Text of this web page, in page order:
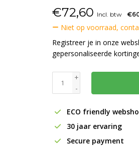
€72,60 Incl. btw
Niet op voorraad,
Registreer je in onze
gepersonaliseerde
+
-
ECO friendly
30 jaar ervaring
Secure payment